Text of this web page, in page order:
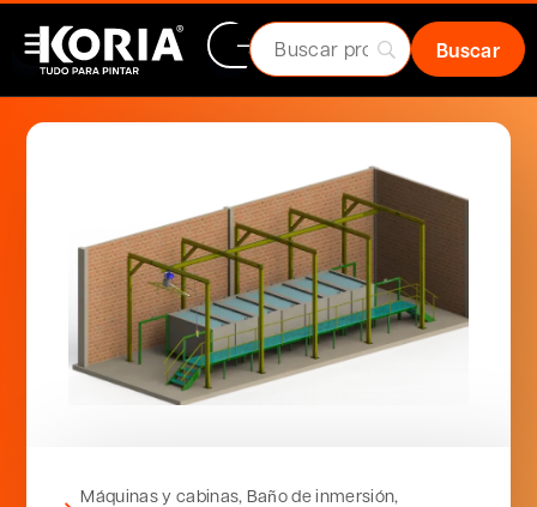
Máquinas y cabinas, Baño de inmersión,